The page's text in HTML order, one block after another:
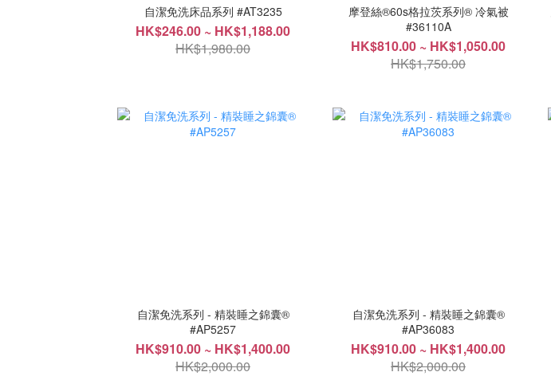
自潔免洗床品系列 #AT3235
HK$246.00 ~ HK$1,188.00
HK$1,980.00
摩登絲®60s格拉茨系列® 冷氣被
#36110A
HK$810.00 ~ HK$1,050.00
HK$1,750.00
自潔免洗系列 - 精裝睡之錦囊®
#AP5257
HK$910.00 ~ HK$1,400.00
HK$2,000.00
自潔免洗系列 - 精裝睡之錦囊®
#AP36083
HK$910.00 ~ HK$1,400.00
HK$2,000.00